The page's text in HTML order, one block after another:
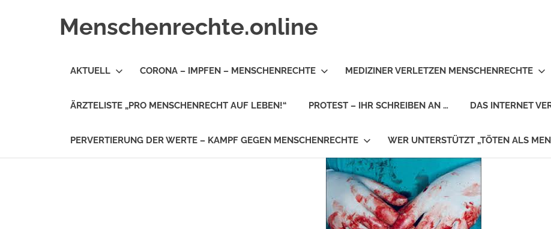
Menschenrechte.online
alle
Geborene
AKTUELL CORONA – IMPFEN – MENSCHENRECHTE MEDIZINER VERLETZEN MENSCHENRECHTE
ÄRZTELISTE „PRO MENSCHENRECHT AUF LEBEN!“ PROTEST – IHR SCHREIBEN AN … DAS INTERNET
PERVERTIERUNG DER WERTE – KAMPF GEGEN MENSCHENRECHTE WER UNTERSTÜTZT „TÖTEN ALS